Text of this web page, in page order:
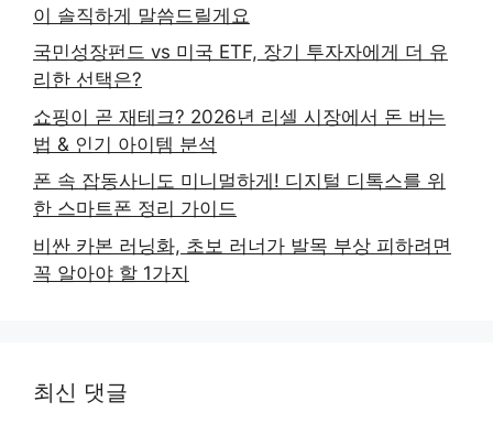
이 솔직하게 말씀드릴게요
국민성장펀드 vs 미국 ETF, 장기 투자자에게 더 유
리한 선택은?
쇼핑이 곧 재테크? 2026년 리셀 시장에서 돈 버는
법 & 인기 아이템 분석
폰 속 잡동사니도 미니멀하게! 디지털 디톡스를 위
한 스마트폰 정리 가이드
비싼 카본 러닝화, 초보 러너가 발목 부상 피하려면
꼭 알아야 할 1가지
최신 댓글